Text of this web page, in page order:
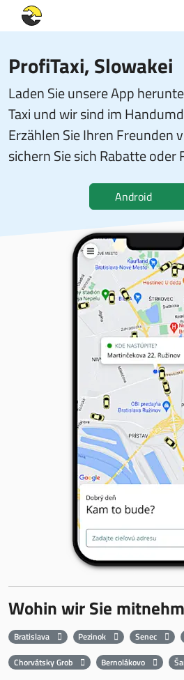
ProfiTaxi, Slowakei
Laden Sie unsere App
Taxi und wir sind im
Erzählen Sie Ihren Freunden
sichern Sie sich Rabatte oder
Android
Wohin wir Sie
Bratislava Pezinok Senec
Chorvátsky Grob
Bernolákovo